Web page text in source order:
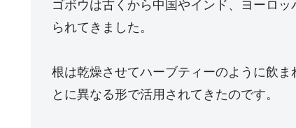
られてきました。
根は乾燥させてハーブティーのように飲
とに異なる形で活用されてきたのです。